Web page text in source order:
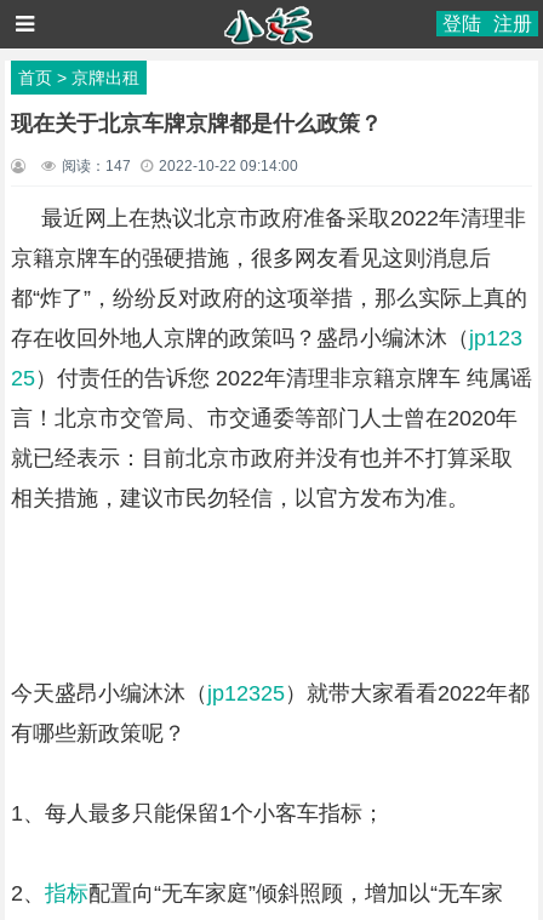
登陆 注册
首页> 京牌出租
现在关于北京车牌京牌都是什么政策？
阅读： 147 2022-10-22 09:14:00
最近网上在热议北京市政府准备采取2022年清理非
京籍京牌车的强硬措施，很多网友看见这则消息后
都“炸了”，纷纷反对政府的这项举措，那么实际上真的
存在收回外地人京牌的政策吗？盛昂小编沐沐（ jp123
25）付责任的告诉您 2022年清理非京籍京牌车 纯属谣
言！北京市交管局、市交通委等部门人士曾在2020年
就已经表示：目前北京市政府并没有也并不打算采取
相关措施，建议市民勿轻信，以官方发布为准。
今天盛昂小编沐沐（ jp12325）就带大家看看2022年都
有哪些新政策呢？
1、每人最多只能保留1个小客车指标；
2、 指标配置向“无车家庭”倾斜照顾，增加以“无车家